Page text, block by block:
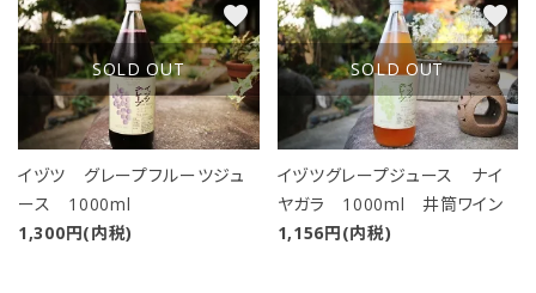
SOLD OUT
イヅツ グレープフルーツジュ
ース 1000ml
1,300円(内税)
favorite
SOLD OUT
イヅツグレープジュース ナイ
ヤガラ 1000ml 井筒ワイン
1,156円(内税)
favorite
close